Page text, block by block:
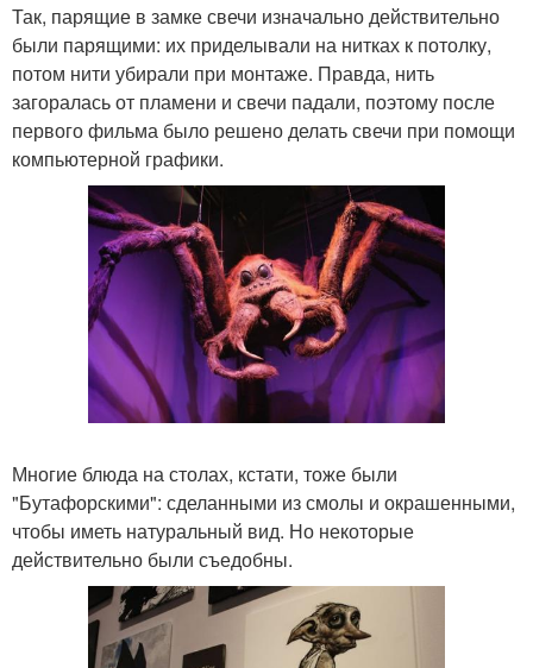
Так, парящие в замке свечи изначально действительно
были парящими: их приделывали на нитках к потолку,
потом нити убирали при монтаже. Правда, нить
загоралась от пламени и свечи падали, поэтому после
первого фильма было решено делать свечи при помощи
компьютерной графики.
Многие блюда на столах, кстати, тоже были
"Бутафорскими": сделанными из смолы и окрашенными,
чтобы иметь натуральный вид. Но некоторые
действительно были съедобны.